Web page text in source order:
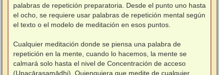
palabras de repetición preparatoria. Desde el punto uno hasta
el ocho, se requiere usar palabras de repetición mental según
el texto o el modelo de meditación en esos puntos.
Cualquier meditación donde se piensa una palabra de
repetición en la mente, cuando lo hacemos, la mente se
calmará solo hasta el nivel de Concentración de acceso
(Upacārasamādhi). Quienquiera que medite de cualquier